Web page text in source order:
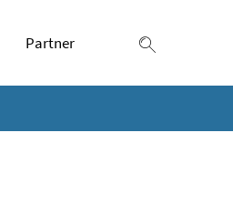
Partner